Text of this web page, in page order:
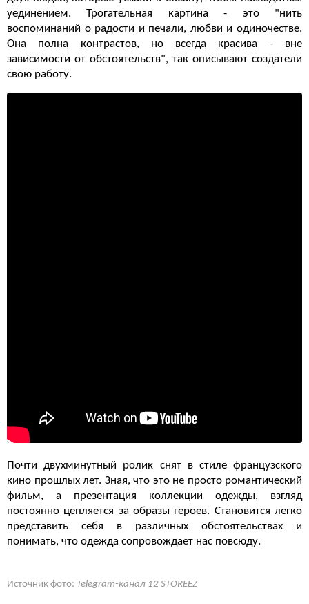
уединением. Трогательная картина - это "нить
воспоминаний о радости и печали, любви и одиночестве.
Она полна контрастов, но всегда красива - вне
зависимости от обстоятельств", так описывают создатели
свою работу.
Почти двухминутный ролик снят в стиле французского
кино прошлых лет. Зная, что это не просто романтический
фильм, а презентация коллекции одежды, взгляд
постоянно цепляется за образы героев. Становится легко
представить себя в различных обстоятельствах и
понимать, что одежда сопровождает нас повсюду.
Источник фото: Telegram-канал 12 STOREEZ